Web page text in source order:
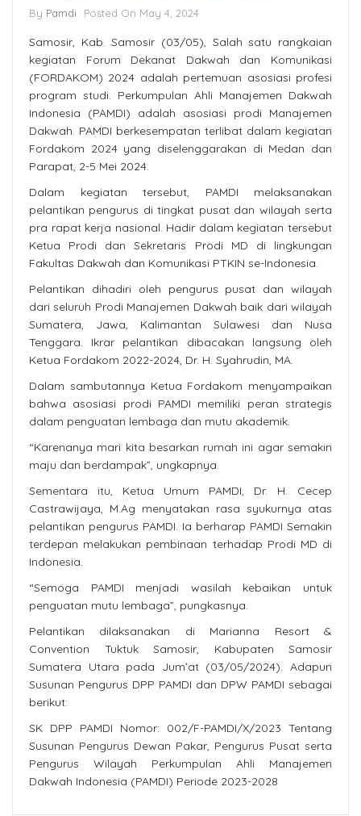
By Pamdi Posted On May 4, 2024
Samosir, Kab. Samosir (03/05), Salah satu rangkaian
kegiatan Forum Dekanat Dakwah dan Komunikasi
(FORDAKOM) 2024 adalah pertemuan asosiasi profesi
program studi. Perkumpulan Ahli Manajemen Dakwah
Indonesia (PAMDI) adalah asosiasi prodi Manajemen
Dakwah. PAMDI berkesempatan terlibat dalam kegiatan
Fordakom 2024 yang diselenggarakan di Medan dan
Parapat, 2-5 Mei 2024.
Dalam kegiatan tersebut, PAMDI melaksanakan
pelantikan pengurus di tingkat pusat dan wilayah serta
pra rapat kerja nasional. Hadir dalam kegiatan tersebut
Ketua Prodi dan Sekretaris Prodi MD di lingkungan
Fakultas Dakwah dan Komunikasi PTKIN se-Indonesia.
Pelantikan dihadiri oleh pengurus pusat dan wilayah
dari seluruh Prodi Manajemen Dakwah baik dari wilayah
Sumatera, Jawa, Kalimantan Sulawesi dan Nusa
Tenggara. Ikrar pelantikan dibacakan langsung oleh
Ketua Fordakom 2022-2024, Dr. H. Syahrudin, MA.
Dalam sambutannya Ketua Fordakom menyampaikan
bahwa asosiasi prodi PAMDI memiliki peran strategis
dalam penguatan lembaga dan mutu akademik.
“Karenanya mari kita besarkan rumah ini agar semakin
maju dan berdampak”, ungkapnya.
Sementara itu, Ketua Umum PAMDI, Dr. H. Cecep
Castrawijaya, M.Ag menyatakan rasa syukurnya atas
pelantikan pengurus PAMDI. Ia berharap PAMDI Semakin
terdepan melakukan pembinaan terhadap Prodi MD di
Indonesia.
“Semoga PAMDI menjadi wasilah kebaikan untuk
penguatan mutu lembaga”, pungkasnya.
Pelantikan dilaksanakan di Marianna Resort &
Convention Tuktuk Samosir, Kabupaten Samosir
Sumatera Utara pada Jum’at (03/05/2024). Adapun
Susunan Pengurus DPP PAMDI dan DPW PAMDI sebagai
berikut:
SK DPP PAMDI Nomor: 002/F-PAMDI/X/2023 Tentang
Susunan Pengurus Dewan Pakar, Pengurus Pusat serta
Pengurus Wilayah Perkumpulan Ahli Manajemen
Dakwah Indonesia (PAMDI) Periode 2023-2028